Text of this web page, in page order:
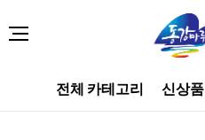
전체 카테고리 신상품